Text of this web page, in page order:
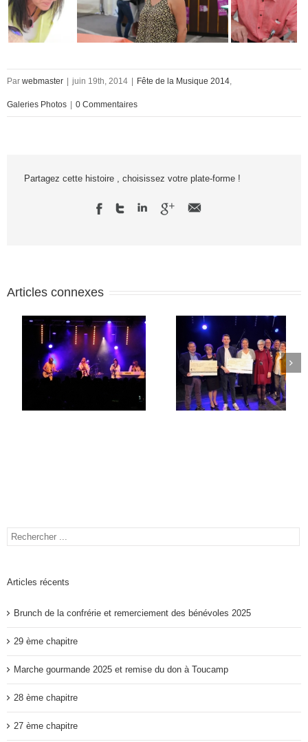
Par webmaster juin 19th, 2014 Fête de la Musique 2014,
Galeries Photos 0 Commentaires
Partagez cette histoire , choisissez votre plate-forme !
Articles connexes
Articles récents
Brunch de la confrérie et remerciement des bénévoles 2025
29 ème chapitre
Marche gourmande 2025 et remise du don à Toucamp
28 ème chapitre
27 ème chapitre